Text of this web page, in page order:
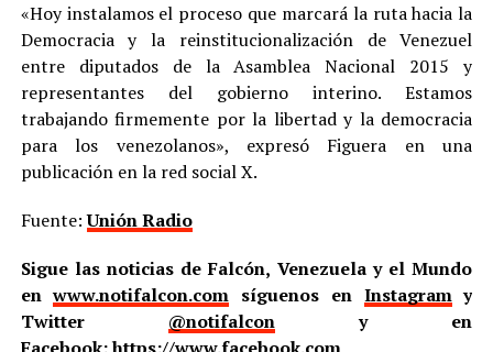
«Hoy instalamos el proceso que marcará la ruta hacia la
Democracia y la reinstitucionalización de Venezuel
entre diputados de la Asamblea Nacional 2015 y
representantes del gobierno interino. Estamos
trabajando firmemente por la libertad y la democracia
para los venezolanos», expresó Figuera en una
publicación en la red social X.
Fuente:Unión Radio
Sigue las noticias de Falcón, Venezuela y el Mundo
enwww.notifalcon.com síguenos en Instagramy
Twitter @notifalcony en